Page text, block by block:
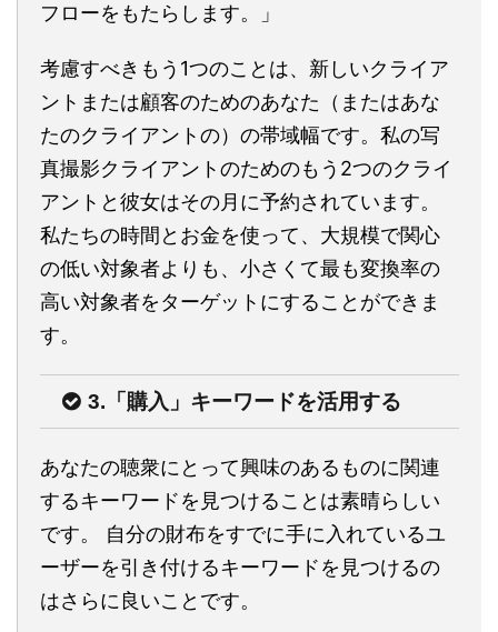
フローをもたらします。」
考慮すべきもう1つのことは、新しいクライア
ントまたは顧客のためのあなた（またはあな
たのクライアントの）の帯域幅です。私の写
真撮影クライアントのためのもう2つのクライ
アントと彼女はその月に予約されています。
私たちの時間とお金を使って、大規模で関心
の低い対象者よりも、小さくて最も変換率の
高い対象者をターゲットにすることができま
す。
3.「購入」キーワードを活用する
あなたの聴衆にとって興味のあるものに関連
するキーワードを見つけることは素晴らしい
です。 自分の財布をすでに手に入れているユ
ーザーを引き付けるキーワードを見つけるの
はさらに良いことです。